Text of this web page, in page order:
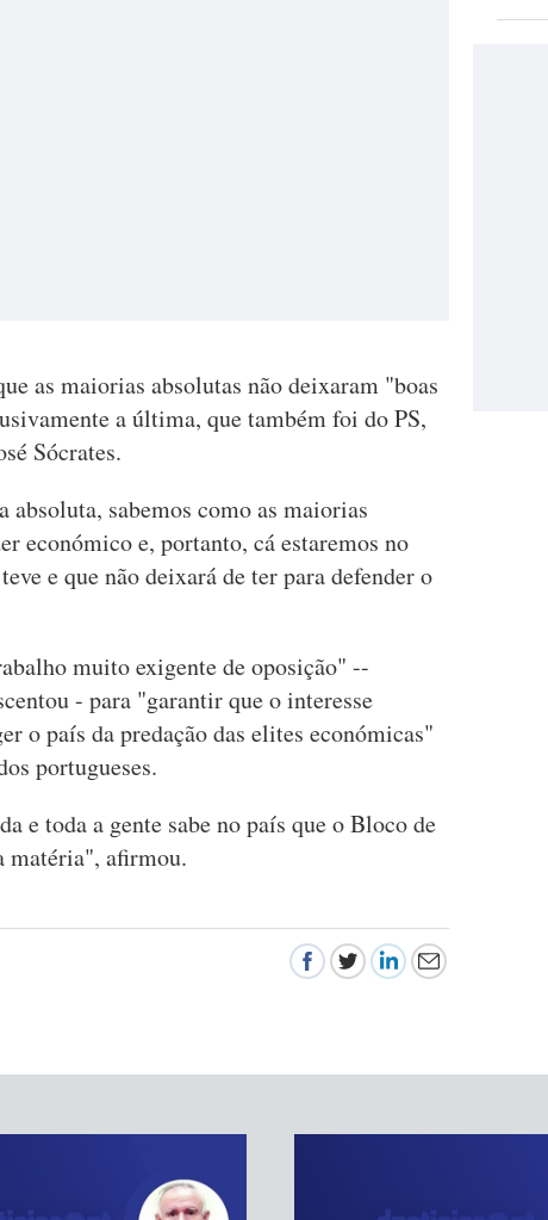
as maiorias absolutas não deixaram "boas
a última, que também foi do PS,
Sócrates.
absoluta, sabemos como as maiorias
económico e, portanto, cá estaremos no
e que não deixará de ter para defender o
muito exigente de oposição" --
- para "garantir que o interesse
o país da predação das elites económicas"
portugueses.
e toda a gente sabe no país que o Bloco de
matéria", afirmou.